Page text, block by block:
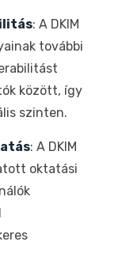
: A DKIM
további
között, így
szinten.
: A DKIM
oktatási